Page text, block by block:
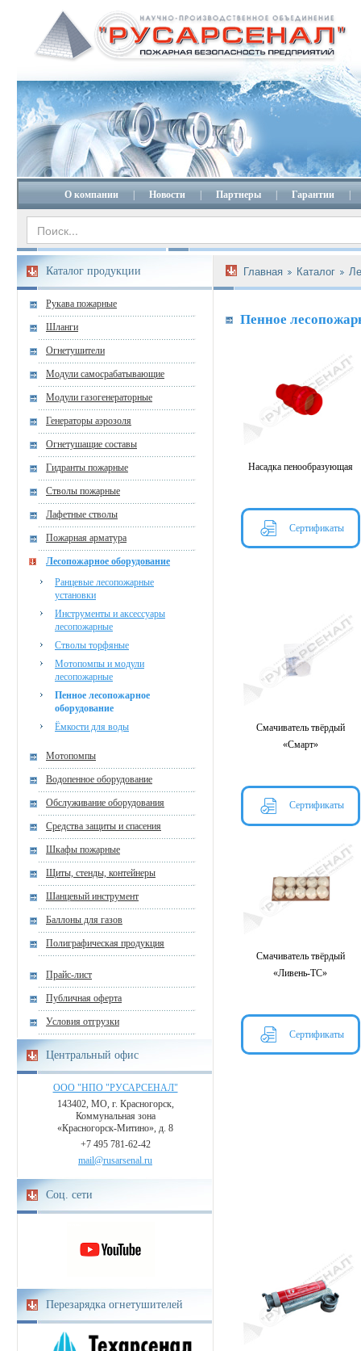
О компании Новости Партнеры Гарантии
Каталог продукции
Рукава пожарные
Шланги
Огнетушители
Модули самосрабатывающие
Модули газогенераторные
Генераторы аэрозоля
Огнетушащие составы
Гидранты пожарные
Стволы пожарные
Лафетные стволы
Пожарная арматура
Лесопожарное оборудование
Ранцевые лесопожарные
установки
Инструменты и аксессуары
лесопожарные
Стволы торфяные
Мотопомпы и модули
лесопожарные
Пенное лесопожарное
оборудование
Ёмкости для воды
Мотопомпы
Водопенное оборудование
Обслуживание оборудования
Средства защиты и спасения
Шкафы пожарные
Щиты, стенды, контейнеры
Шанцевый инструмент
Баллоны для газов
Полиграфическая продукция
Прайс-лист
Публичная оферта
Условия отгрузки
Центральный офис
ООО "НПО "РУСАРСЕНАЛ"
143402, МО, г. Красногорск,
Коммунальная зона
«Красногорск-Митино», д. 8
+7 495 781-62-42
mail@rusarsenal.ru
Соц. сети
Перезарядка огнетушителей
Главная Каталог
Пенное
Насадка пенообразующая
Сертификаты
Смачиватель твёрдый
«Смарт»
Сертификаты
Смачиватель твёрдый
«Ливень-ТС»
Сертификаты